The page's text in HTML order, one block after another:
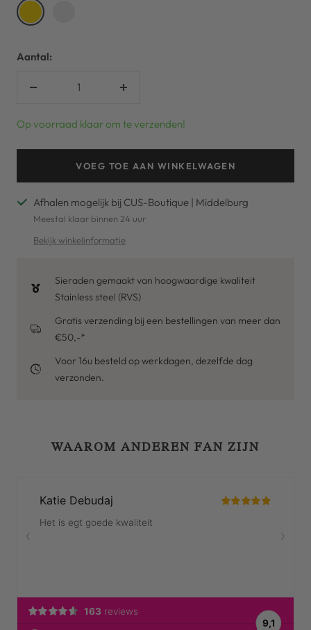
Gold
Aantal:
Verhoog
Op voorraad klaar om te verzenden!
VOEG TOE AAN WINKELWAGEN
Afhalen mogelijk bij CUS-Boutique | Middelburg
Meestal klaar binnen 24 uur
Bekijk winkelinformatie
Sieraden gemaakt van hoogwaardige kwaliteit
Stainless steel (RVS)
Gratis verzending bij een bestellingen van meer dan
€50,-*
Voor 16u besteld op werkdagen, dezelfde dag
verzonden.
WAAROM ANDEREN FAN ZIJN